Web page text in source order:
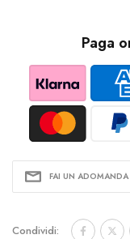
Paga
FAI UN ADOMANDA
Condividi: